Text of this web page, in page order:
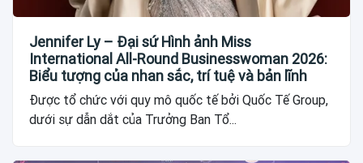
Jennifer Ly – Đại sứ Hình ảnh Miss
International All-Round Businesswoman 2026:
Biểu tượng của nhan sắc, trí tuệ và bản lĩnh
Được tổ chức với quy mô quốc tế bởi Quốc Tế Group,
dưới sự dẫn dắt của Trưởng Ban Tổ...